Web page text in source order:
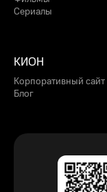
Сериалы
КИОН
Корпоративный сайт
Блог